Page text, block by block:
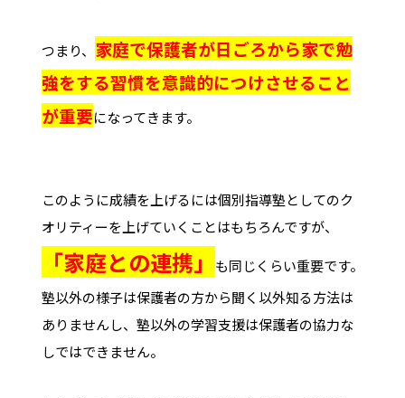
つまり、 家庭で保護者が日ごろから家で勉
強をする習慣を意識的につけさせること
が重要になってきます。
このように成績を上げるには個別指導塾としてのク
オリティーを上げていくことはもちろんですが、
「家庭との連携」
も同じくらい重要です。
塾以外の様子は保護者の方から聞く以外知る方法は
ありませんし、塾以外の学習支援は保護者の協力な
しではできません。